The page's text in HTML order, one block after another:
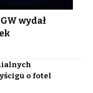
wydał
o fotel